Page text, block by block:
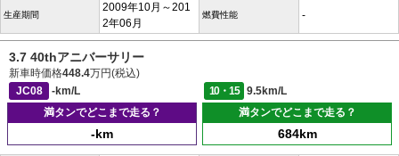
生産期間
2009年10月～201
2年06月
燃費性能 -
3.7 40thアニバーサリー
新車時価格448.4万円(税込)
JC08
-km/L 10・15
9.5km/L
満タンでどこまで走る？
-km
満タンでどこまで走る？
684km